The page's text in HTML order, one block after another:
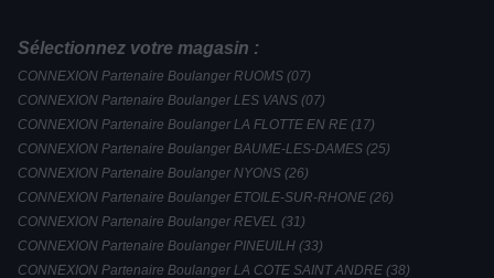
Sélectionnez votre magasin :
CONNEXION Partenaire Boulanger RUOMS (07)
CONNEXION Partenaire Boulanger LES VANS (07)
CONNEXION Partenaire Boulanger LA FLOTTE EN RE (17)
CONNEXION Partenaire Boulanger BAUME-LES-DAMES (25)
CONNEXION Partenaire Boulanger NYONS (26)
CONNEXION Partenaire Boulanger ETOILE-SUR-RHONE (26)
CONNEXION Partenaire Boulanger REVEL (31)
CONNEXION Partenaire Boulanger PINEUILH (33)
CONNEXION Partenaire Boulanger LA COTE SAINT ANDRE (38)